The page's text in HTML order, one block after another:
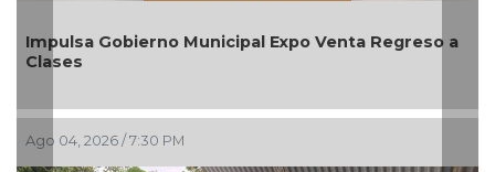
a
Aplicará CMAS el Programa de Tandeo
Ago 03, 2026 / 6:57 PM